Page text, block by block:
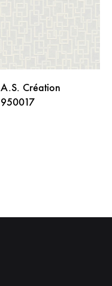
A.S. Création
950017